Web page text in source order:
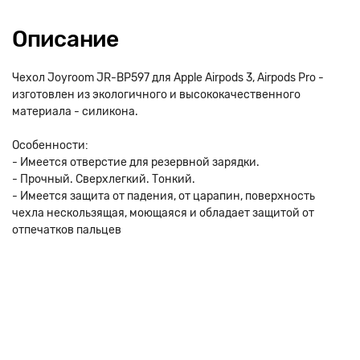
Описание
Чехол Joyroom JR-BP597 для Apple Airpods 3, Airpods Pro -
изготовлен из экологичного и высококачественного
материала - силикона.
Особенности:
- Имеется отверстие для резервной зарядки.
- Прочный. Сверхлегкий. Тонкий.
- Имеется защита от падения, от царапин, поверхность
чехла нескользящая, моющаяся и обладает защитой от
отпечатков пальцев